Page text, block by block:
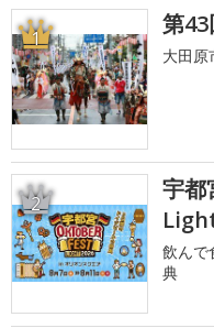
1 第
大田原
2
宇都
飲んで
典